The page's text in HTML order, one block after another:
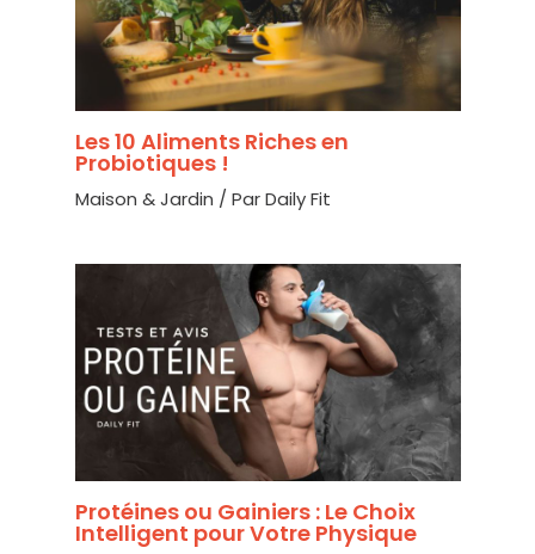
Les 10 Aliments Riches en
Probiotiques !
Maison & Jardin / ParDaily Fit
Protéines ou Gainiers : Le Choix
Intelligent pour Votre Physique